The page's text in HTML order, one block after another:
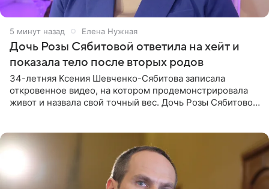
5 минут назад Елена Нужная
Дочь Розы Сябитовой ответила на хейт и
показала тело после вторых родов
34-летняя Ксения Шевченко-Сябитова записала
откровенное видео, на котором продемонстрировала
живот и назвала свой точный вес. Дочь Розы Сябитовой